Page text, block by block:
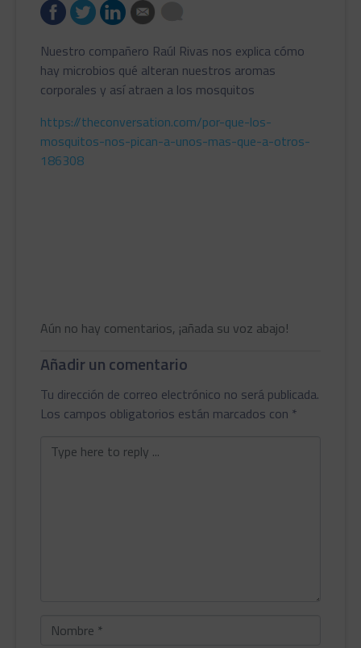
Nuestro compañero Raúl Rivas nos explica cómo
hay microbios qué alteran nuestros aromas
corporales y así atraen a los mosquitos
https://theconversation.com/por-que-los-
mosquitos-nos-pican-a-unos-mas-que-a-otros-
186308
Aún no hay comentarios, ¡añada su voz abajo!
Añadir un comentario
Tu dirección de correo electrónico no será publicada.
Los campos obligatorios están marcados con *
Comentario
Nombre